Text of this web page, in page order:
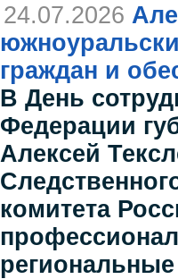
24.07.2026
граждан и
В День
Федерации
Алексей
комитета